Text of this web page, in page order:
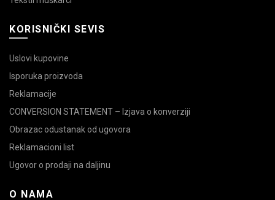
KORISNIČKI SEVIS
Uslovi kupovine
Isporuka proizvoda
Reklamacije
CONVERSION STATEMENT – Izjava o konverziji
Obrazac odustanak od ugovora
Reklamacioni list
Ugovor o prodaji na daljinu
O NAMA